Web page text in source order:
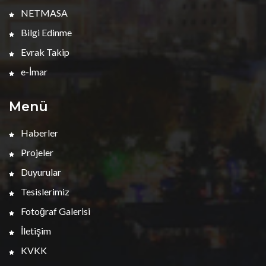
NETMASA
Bilgi Edinme
Evrak Takip
e-İmar
Menü
Haberler
Projeler
Duyurular
Tesislerimiz
Fotoğraf Galerisi
İletişim
KVKK